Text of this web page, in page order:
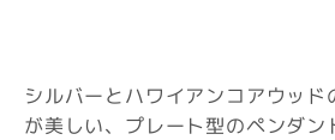
シルバーとハワイアンコアウッド
が美しい、プレート型のペンダン